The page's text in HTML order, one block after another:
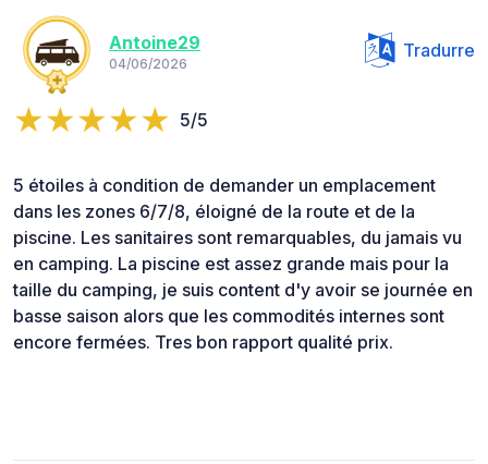
Antoine29
04/06/2026
Tradurre
5/5
5 étoiles à condition de demander un emplacement
dans les zones 6/7/8, éloigné de la route et de la
piscine. Les sanitaires sont remarquables, du jamais vu
en camping. La piscine est assez grande mais pour la
taille du camping, je suis content d'y avoir se journée en
basse saison alors que les commodités internes sont
encore fermées. Tres bon rapport qualité prix.